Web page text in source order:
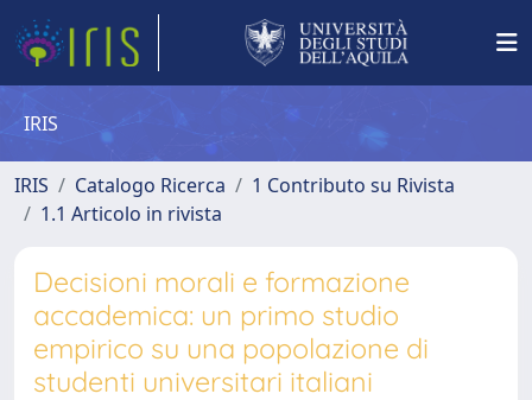
IRIS
IRIS Catalogo Ricerca
1 Contributo su Rivista
1.1 Articolo in rivista
Decisioni morali e formazione
accademica: un primo studio
empirico su una popolazione di
studenti universitari italiani